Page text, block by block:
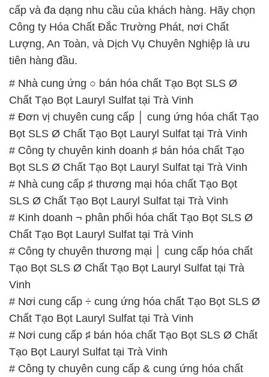
cấp và đa dạng nhu cầu của khách hàng. Hãy chọn
Công ty Hóa Chất Đắc Trường Phát, nơi Chất
Lượng, An Toàn, và Dịch Vụ Chuyên Nghiệp là ưu
tiên hàng đầu.
# Nhà cung ứng ○ bán hóa chất Tạo Bọt SLS Ø
Chất Tạo Bọt Lauryl Sulfat tại Trà Vinh
# Đơn vị chuyên cung cấp │ cung ứng hóa chất Tạo
Bọt SLS Ø Chất Tạo Bọt Lauryl Sulfat tại Trà Vinh
# Công ty chuyên kinh doanh ♯ bán hóa chất Tạo
Bọt SLS Ø Chất Tạo Bọt Lauryl Sulfat tại Trà Vinh
# Nhà cung cấp ♯ thương mại hóa chất Tạo Bọt
SLS Ø Chất Tạo Bọt Lauryl Sulfat tại Trà Vinh
# Kinh doanh ¬ phân phối hóa chất Tạo Bọt SLS Ø
Chất Tạo Bọt Lauryl Sulfat tại Trà Vinh
# Công ty chuyên thương mại │ cung cấp hóa chất
Tạo Bọt SLS Ø Chất Tạo Bọt Lauryl Sulfat tại Trà
Vinh
# Nơi cung cấp ÷ cung ứng hóa chất Tạo Bọt SLS Ø
Chất Tạo Bọt Lauryl Sulfat tại Trà Vinh
# Nơi cung cấp ♯ bán hóa chất Tạo Bọt SLS Ø Chất
Tạo Bọt Lauryl Sulfat tại Trà Vinh
# Công ty chuyên cung cấp & cung ứng hóa chất